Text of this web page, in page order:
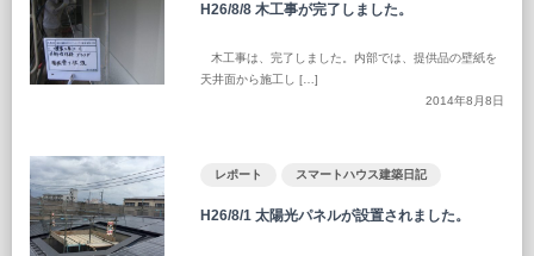
H26/8/8 木工事が完了しました。
木工事は、完了しました。内部では、提供品の壁紙を
天井面から施工し […]
2014年8月8日
レポート スマートハウス建築日記
H26/8/1 太陽光パネルが設置されました。